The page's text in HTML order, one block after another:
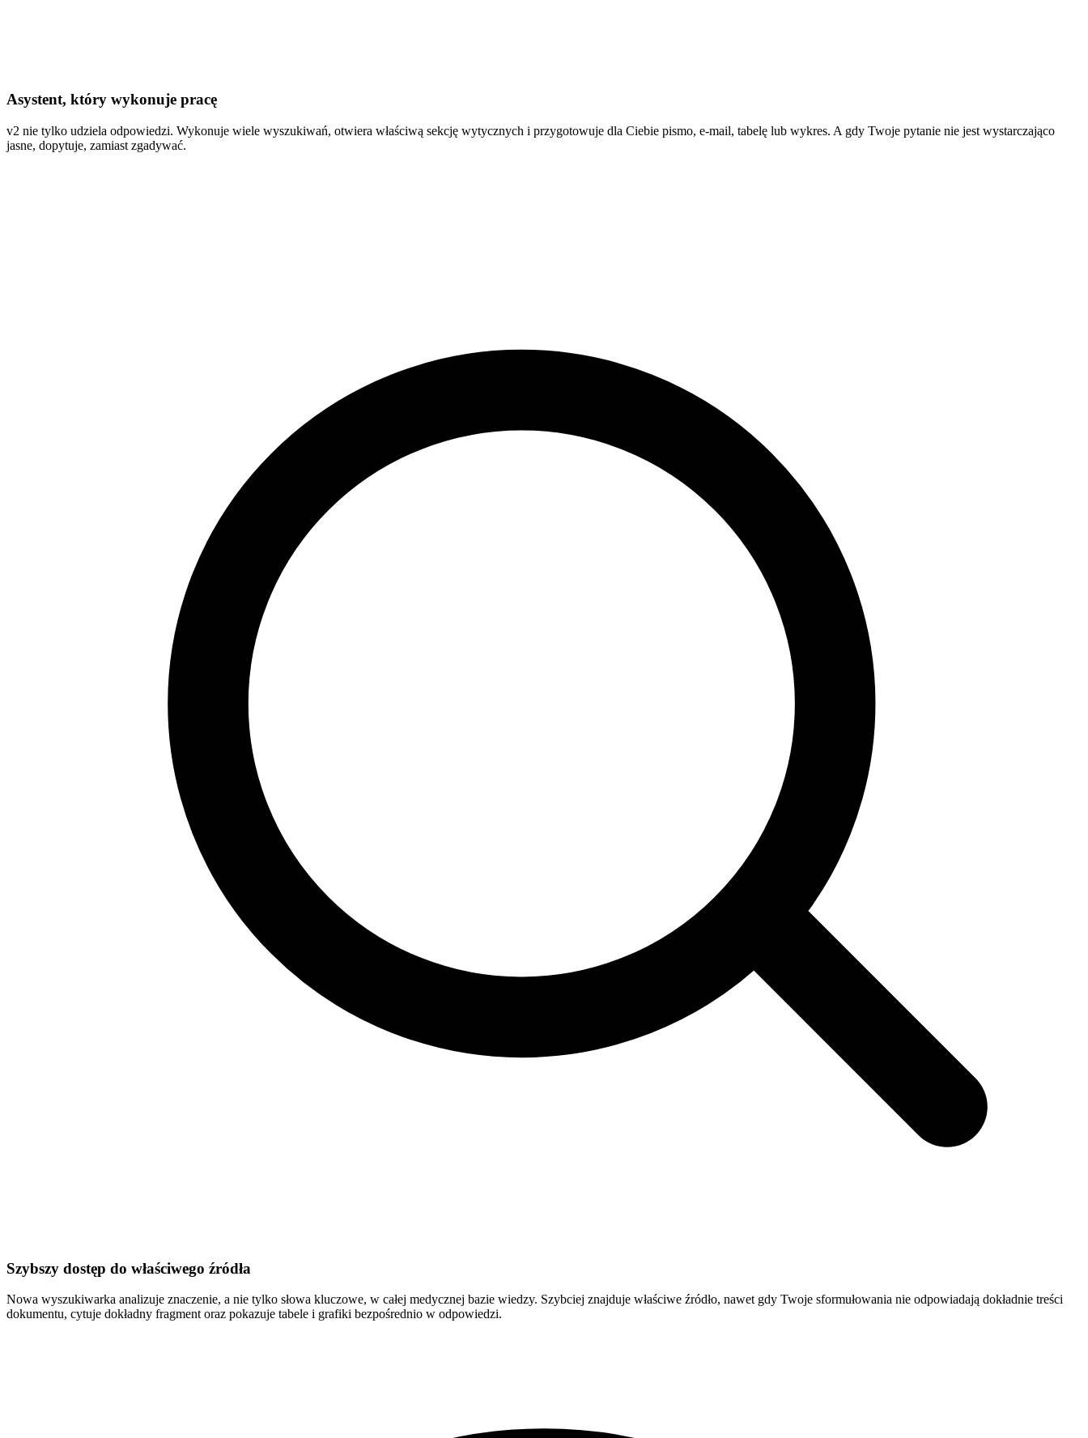
Asystent, który wykonuje pracę
v2 nie tylko udziela odpowiedzi. Wykonuje wiele wyszukiwań, otwiera właściwą sekcję wytycznych i przygotowuje dla Ciebie pismo, e-mail, tabelę lub wykres. A gdy Twoje pytanie nie jest wystarczająco
jasne, dopytuje, zamiast zgadywać.
Szybszy dostęp do właściwego źródła
Nowa wyszukiwarka analizuje znaczenie, a nie tylko słowa kluczowe, w całej medycznej bazie wiedzy. Szybciej znajduje właściwe źródło, nawet gdy Twoje sformułowania nie odpowiadają dokładnie treści
dokumentu, cytuje dokładny fragment oraz pokazuje tabele i grafiki bezpośrednio w odpowiedzi.